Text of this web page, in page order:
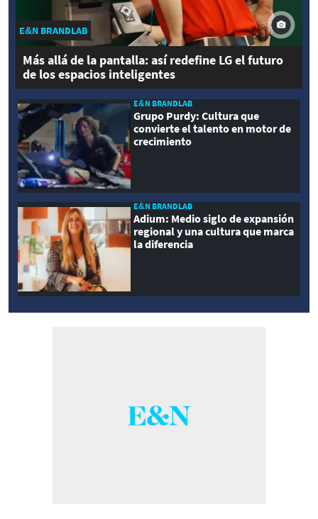
E&N BRANDLAB
Más allá de la pantalla: así redefine LG el futuro
de los espacios inteligentes
E&N BRANDLAB
Grupo Purdy: Cultura que
convierte el talento en motor de
crecimiento
E&N BRANDLAB
Adium: Medio siglo de expansión
regional y una cultura que marca
la diferencia